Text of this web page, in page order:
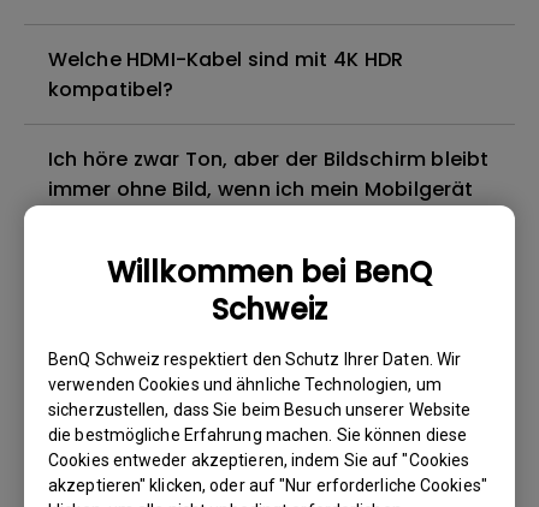
Willkommen bei BenQ
Schweiz
BenQ Schweiz respektiert den Schutz Ihrer Daten. Wir
verwenden Cookies und ähnliche Technologien, um
sicherzustellen, dass Sie beim Besuch unserer Website
die bestmögliche Erfahrung machen. Sie können diese
Cookies entweder akzeptieren, indem Sie auf "Cookies
akzeptieren" klicken, oder auf "Nur erforderliche Cookies"
Welche HDMI-Kabel sind mit 4K HDR
kompatibel?
Ich höre zwar Ton, aber der Bildschirm bleibt
immer ohne Bild, wenn ich mein Mobilgerät
von Netflix, Disney+, Hulu und anderen zu
streamen. Wie kann ich das beheben?
Gibt es einen Projektor, der das Abspielen
von Blu-ray 3D-Filmen mit einer passiven
polarisierten Brille unterstützt, wie bei
meinem Fernseher?